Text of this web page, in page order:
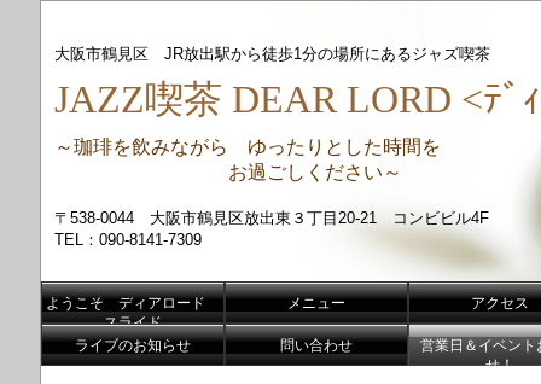
大阪市鶴見区 JR放出駅から徒歩1分の場所にあるジャズ喫茶
JAZZ喫茶 DEAR LORD <ﾃﾞ
～珈琲を飲みながら ゆったりとした時間を
お過ごしください～
〒538-0044 大阪市鶴見区放出東３丁目20-21 コンビビル4F
TEL：090-8141-7309
ようこそ ディアロード
スライド
メニュー アクセス
ライブのお知らせ 問い合わせ
営業日＆イベント
せ！